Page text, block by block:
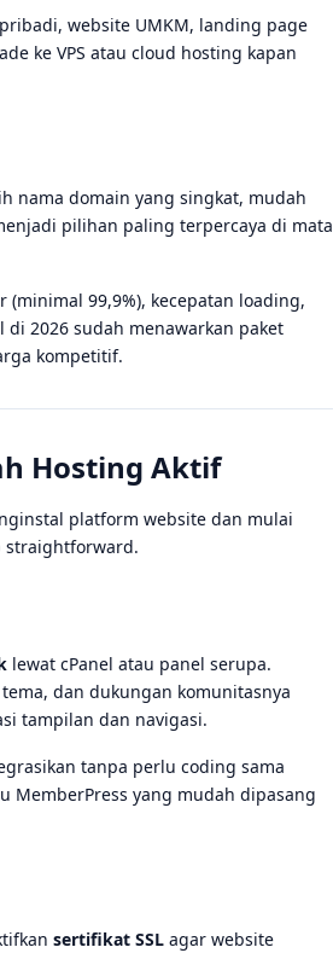
website UMKM, landing page
ke VPS atau cloud hosting kapan
nama domain yang singkat, mudah
pilihan paling terpercaya di mata
99,9%), kecepatan loading,
2026 sudah menawarkan paket
kompetitif.
Hosting Aktif
platform website dan mulai
straightforward.
lewat cPanel atau panel serupa.
dan dukungan komunitasnya
tampilan dan navigasi.
tanpa perlu coding sama
MemberPress yang mudah dipasang
sertifikat SSL agar website